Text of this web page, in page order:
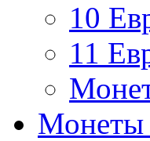
10
11